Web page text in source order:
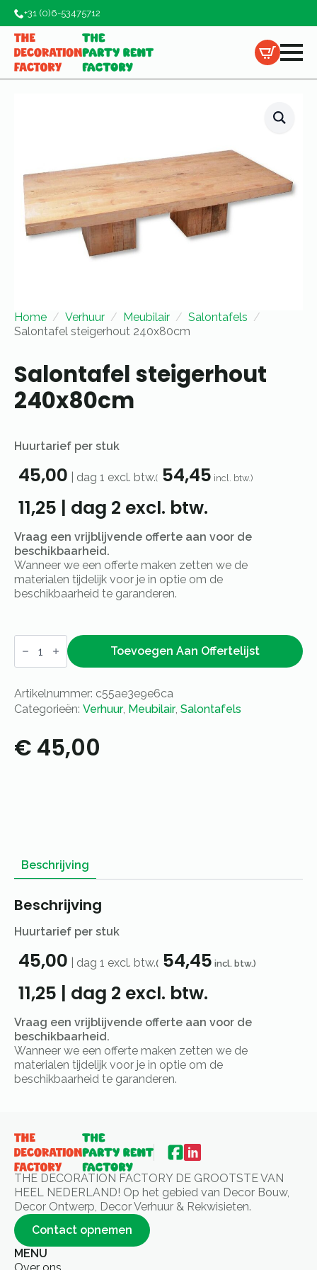
+31 (0)6-53475712
Home Verhuur Meubilair
Salontafels
Salontafel steigerhout 240x80cm
Salontafel steigerhout
240x80cm
Huurtarief per stuk
45,00 dag 1 excl. btw.( 54,45 incl. btw.)
11,25 | dag 2 excl. btw.
Vraag een vrijblijvende offerte aan voor de
beschikbaarheid.
Wanneer we een offerte maken zetten we de
materialen tijdelijk voor je in optie om de
beschikbaarheid te garanderen.
Salontafel
steigerhout
240x80cm
Toevoegen Aan Offertelijst
Artikelnummer: c55ae3e9e6ca
Categorieën: Verhuur, Meubilair, Salontafels
€ 45,00
Beschrijving
Beschrijving
Huurtarief per stuk
45,00 dag 1 excl. btw.( 54,45 incl. btw.)
11,25 | dag 2 excl. btw.
Vraag een vrijblijvende offerte aan voor de
beschikbaarheid.
Wanneer we een offerte maken zetten we de
materialen tijdelijk voor je in optie om de
beschikbaarheid te garanderen.
THE DECORATION FACTORY DE GROOTSTE VAN
HEEL NEDERLAND! Op het gebied van Decor Bouw,
Decor Ontwerp, Decor Verhuur & Rekwisieten.
Contact opnemen
MENU